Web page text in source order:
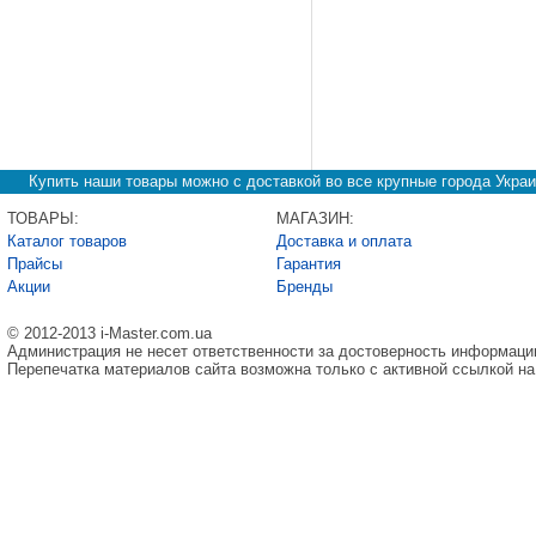
Купить наши товары можно с доставкой во все крупные города
ТОВАРЫ:
Каталог товаров
Прайсы
Акции
МАГАЗИН:
Доставка и оплата
Гарантия
Бренды
© 2012-2013 i-Master.com.ua
Администрация не несет ответственности за достоверность
Перепечатка материалов сайта возможна только с активной ссылкой